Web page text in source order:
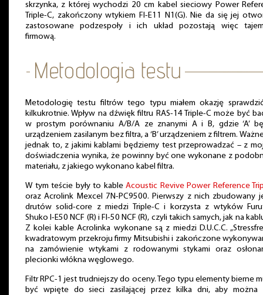
skrzynka, z której wychodzi 20 cm kabel sieciowy Power
Triple-C, zakończony wtykiem FI-E11 N1(G). Nie da się jej
zastosowane podzespoły i ich układ pozostają więc
firmową.
Metodologię testu filtrów tego typu miałem okazję
kilkukrotnie. Wpływ na dźwięk filtru RAS-14 Triple-C może być
w prostym porównaniu A/B/A ze znanymi A i B, gdzie ‘A’
urządzeniem zasilanym bez filtra, a ‘B’ urządzeniem z filtrem.
jednak to, z jakimi kablami będziemy test przeprowadzać – z
doświadczenia wynika, że powinny być one wykonane z
materiału, z jakiego wykonano kabel filtra.
W tym teście były to kable Acoustic Revive Power Reference
oraz Acrolink Mexcel 7N-PC9500. Pierwszy z nich zbudowany
drutów solid-core z miedzi Triple-C i korzysta z wtyków
Shuko I-E50 NCF (R) i FI-50 NCF (R), czyli takich samych, jak na
Z kolei kable Acrolinka wykonane są z miedzi D.U.C.C.
kwadratowym przekroju firmy Mitsubishi i zakończone
na zamówienie wtykami z rodowanymi stykami oraz
plecionki włókna węglowego.
Filtr RPC-1 jest trudniejszy do oceny. Tego typu elementy bierne
być wpięte do sieci zasilającej przez kilka dni, aby można